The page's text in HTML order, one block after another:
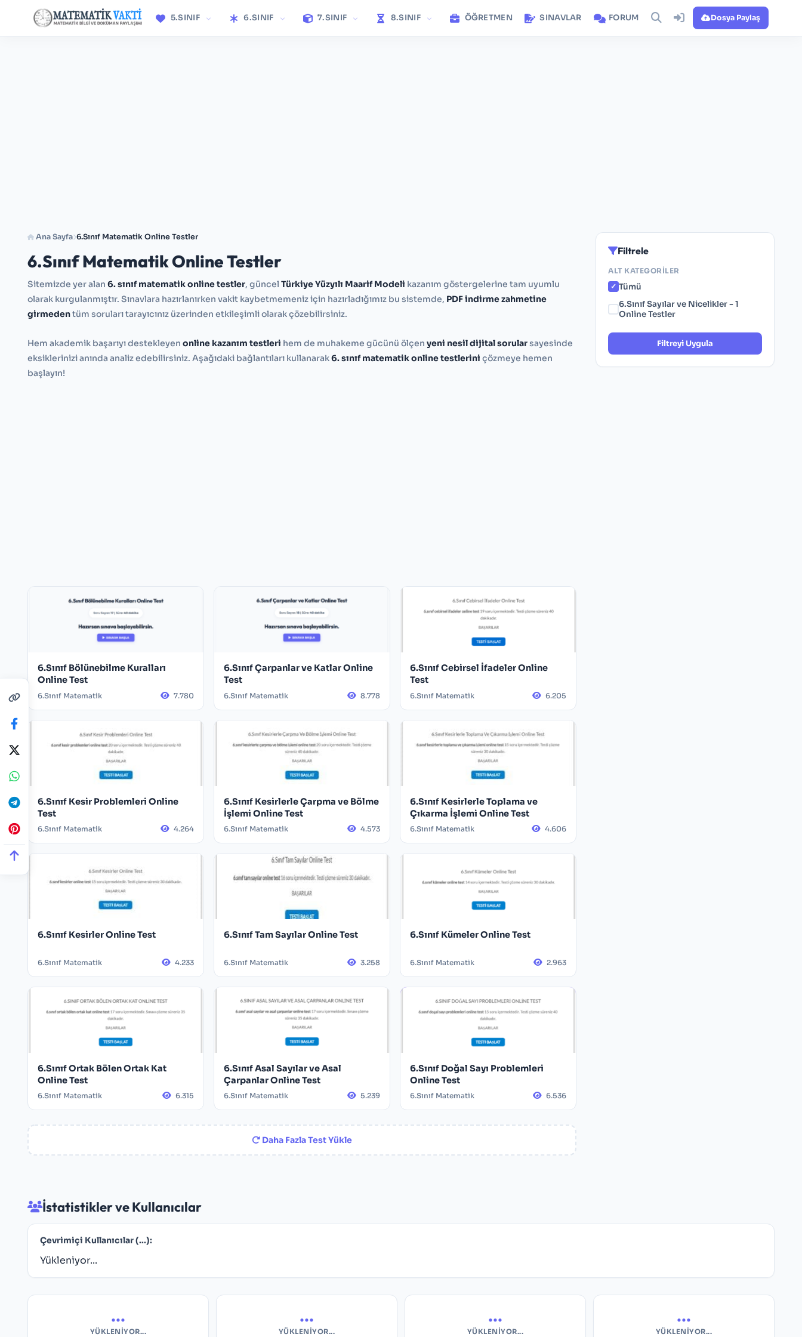
5.SINIF 6.SINIF 7.SINIF 8.SINIF ÖĞRETMEN SINAVLAR FORUM Dosya Paylaş
Ana Sayfa 6.Sınıf Matematik Online Testler
6.Sınıf Matematik Online Testler
Sitemizde yer alan 6. sınıf matematik online testler, güncel Türkiye Yüzyılı Maarif Modeli kazanım göstergelerine tam uyumlu
olarak kurgulanmıştır. Sınavlara hazırlanırken vakit kaybetmemeniz için hazırladığımız bu sistemde, PDF indirme zahmetine
girmedentüm soruları tarayıcınız üzerinden etkileşimli olarak çözebilirsiniz.
Hem akademik başarıyı destekleyen online kazanım testleri hem de muhakeme gücünü ölçen yeni nesil dijital sorularsayesinde
eksiklerinizi anında analiz edebilirsiniz. Aşağıdaki bağlantıları kullanarak6. sınıf matematik online testlerini çözmeye hemen
başlayın!
6.Sınıf Bölünebilme Kuralları
Online Test
6.Sınıf Matematik 7.780
6.Sınıf Çarpanlar ve Katlar Online
Test
6.Sınıf Matematik 8.778
6.Sınıf Cebirsel İfadeler Online
Test
6.Sınıf Matematik 6.205
6.Sınıf Kesir Problemleri Online
Test
6.Sınıf Matematik 4.264
6.Sınıf Kesirlerle Çarpma ve Bölme
İşlemi Online Test
6.Sınıf Matematik 4.573
6.Sınıf Kesirlerle Toplama ve
Çıkarma İşlemi Online Test
6.Sınıf Matematik 4.606
6.Sınıf Kesirler Online Test
6.Sınıf Matematik 4.233
6.Sınıf Tam Sayılar Online Test
6.Sınıf Matematik 3.258
6.Sınıf Kümeler Online Test
6.Sınıf Matematik 2.963
6.Sınıf Ortak Bölen Ortak Kat
Online Test
6.Sınıf Matematik 6.315
6.Sınıf Asal Sayılar ve Asal
Çarpanlar Online Test
6.Sınıf Matematik 5.239
6.Sınıf Doğal Sayı Problemleri
Online Test
6.Sınıf Matematik 6.536
Daha Fazla Test Yükle
Filtrele
ALT KATEGORILER
Tümü
6.Sınıf Sayılar ve Nicelikler - 1
Online Testler
Filtreyi Uygula
İstatistikler ve Kullanıcılar
Çevrimiçi Kullanıcılar (...):
Yükleniyor...
...
YÜKLENIYOR...
...
YÜKLENIYOR...
...
YÜKLENIYOR...
...
YÜKLENIYOR...